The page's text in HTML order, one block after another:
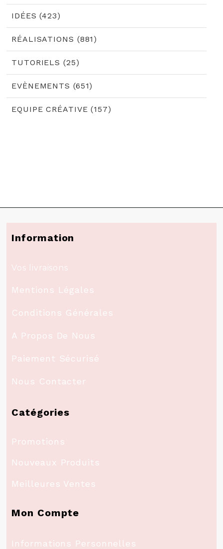
IDÉES (423)
RÉALISATIONS (881)
TUTORIELS (25)
EVÈNEMENTS (651)
EQUIPE CRÉATIVE (157)
Information
Vos livraisons
Mentions Légales
Conditions Générales
A Propos De Nous
Paiement Sécurisé
Nous Contacter
Catégories
Promotions
Nouveaux Produits
Meilleures Ventes
Mon Compte
Informations Personnelles